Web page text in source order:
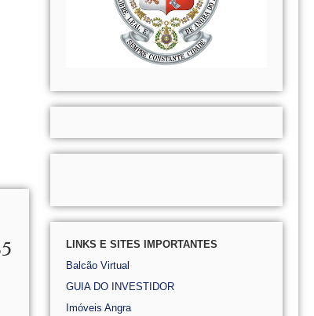
LINKS E SITES IMPORTANTES
Balcão Virtual
GUIA DO INVESTIDOR
Imóveis Angra